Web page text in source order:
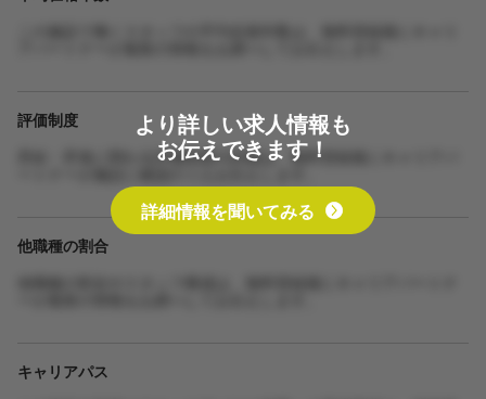
評価制度
昇給・昇進に関わる評価制度の詳細は、無料登録後にキャリアパ
他職種の割合
キャリアパス
より詳しい求人情報も
お伝えできます！
詳細情報を聞いてみる